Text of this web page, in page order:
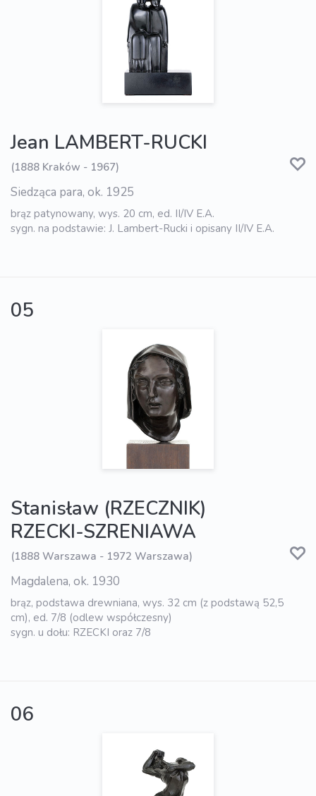
Jean LAMBERT-RUCKI
(1888 Kraków - 1967)
Siedząca para, ok. 1925
brąz patynowany, wys. 20 cm, ed. II/IV E.A.
sygn. na podstawie: J. Lambert-Rucki i opisany II/IV E.A.
05
Stanisław (RZECZNIK)
RZECKI-SZRENIAWA
(1888 Warszawa - 1972 Warszawa)
Magdalena, ok. 1930
brąz, podstawa drewniana, wys. 32 cm (z podstawą 52,5
cm), ed. 7/8 (odlew współczesny)
sygn. u dołu: RZECKI oraz 7/8
06